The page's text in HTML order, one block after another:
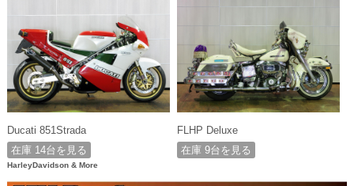
Ducati 851Strada
在庫 14台を見る
FLHP Deluxe
在庫 9台を見る
HarleyDavidson & More